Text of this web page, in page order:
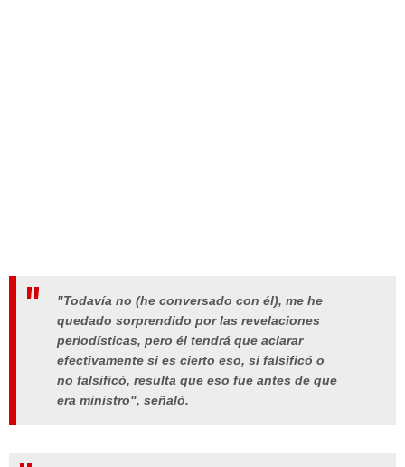
"Todavía no (he conversado con él), me he
quedado sorprendido por las revelaciones
periodísticas, pero él tendrá que aclarar
efectivamente si es cierto eso, si falsificó o
no falsificó, resulta que eso fue antes de que
era ministro", señaló.